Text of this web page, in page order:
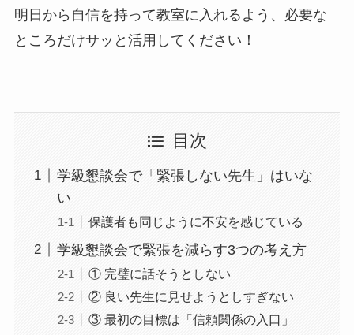
明日から自信を持って教室に入れるよう、必要な
ところだけサッと活用してください！
目次
学級懇談会で「緊張しない先生」はいな
い
保護者も同じように不安を感じている
学級懇談会で緊張を減らす3つの考え方
① 完璧に話そうとしない
② 良い先生に見せようとしすぎない
③ 最初の目標は「信頼関係の入口」